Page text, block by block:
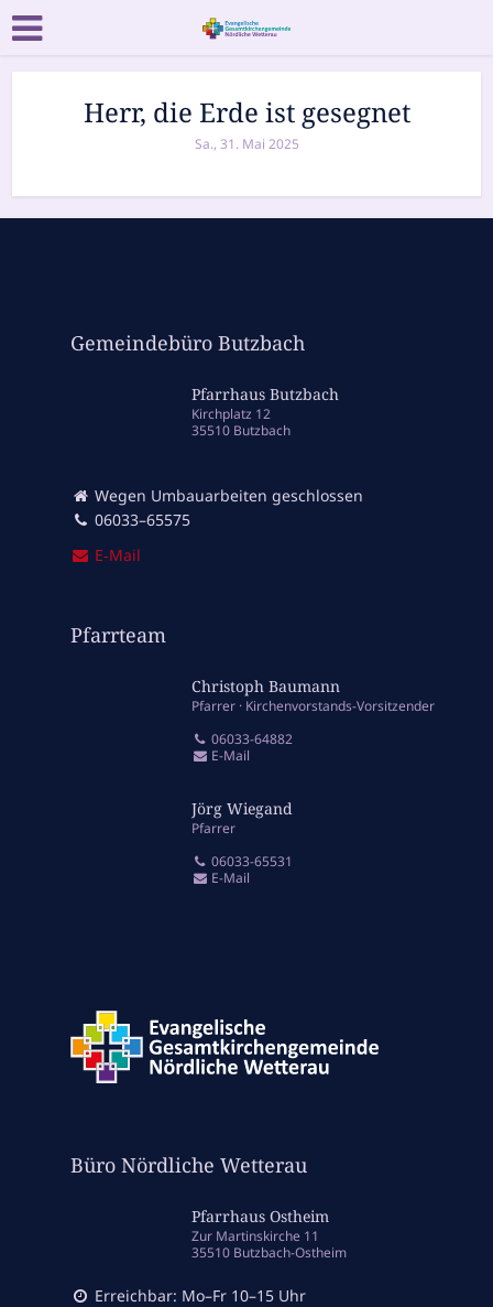
Herr, die Erde ist gesegnet
Sa., 31. Mai 2025
Gemeindebüro Butzbach
Pfarrhaus Butzbach
Kirchplatz 12
35510 Butzbach
Wegen Umbauarbeiten geschlossen
06033–65575
E‑Mail
Pfarrteam
Christoph Baumann
Pfarrer Kirchenvorstands-Vorsitzender
06033-64882
E-Mail
Jörg Wiegand
Pfarrer
06033-65531
E-Mail
Büro Nördliche Wetterau
Pfarrhaus Ostheim
Zur Martinskirche 11
35510 Butzbach-Ostheim
Erreichbar: Mo–Fr 10–15 Uhr